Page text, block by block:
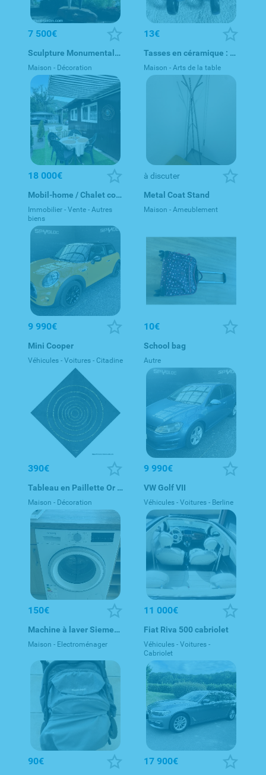
7 500€
Sculpture Monumentale noir et blanc - Décoration Maison Jardin
Maison - Décoration
13€
Tasses en céramique : Jeff Banks Pour La Maison Bleu foncé. Bo
Maison - Arts de la table
18 000€
Mobil-home / Chalet cosy au Camping du Barrage (Stolzenbourg)
Immobilier - Vente - Autres
biens
à discuter
Metal Coat Stand
Maison - Ameublement
9 990€
Mini Cooper
Véhicules - Voitures - Citadine
10€
School bag
Autre
390€
Tableau en Paillette Or 22 carats – Décoration Maison
Maison - Décoration
9 990€
VW Golf VII
Véhicules - Voitures - Berline
150€
Machine à laver Siemens iQ500
Maison - Electroménager
11 000€
Fiat Riva 500 cabriolet
Véhicules - Voitures -
Cabriolet
90€ 17 900€